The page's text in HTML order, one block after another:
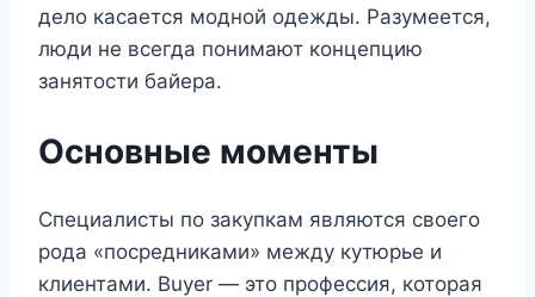
дело касается модной одежды. Разумеется,
люди не всегда понимают концепцию
занятости байера.
Основные моменты
Специалисты по закупкам являются своего
рода «посредниками» между кутюрье и
клиентами. Buyer — это профессия, которая